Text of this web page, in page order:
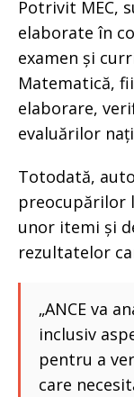
Potrivit MEC,
elaborate în
examen și
Matematică,
elaborare,
evaluărilor
Totodată,
preocupărilor
unor itemi și
rezultatelor
„ANCE va
inclusiv
pentru a
care